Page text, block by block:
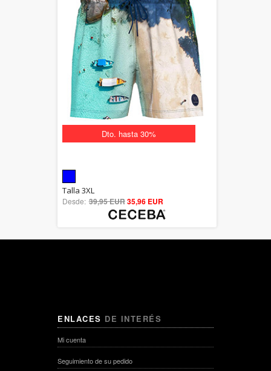
Dto. hasta 30%
out of 5
Talla 3XL
Desde: 39,95 EUR35,96 EUR
ENLACES DE INTERÉS
Mi cuenta
Seguimiento de su pedido